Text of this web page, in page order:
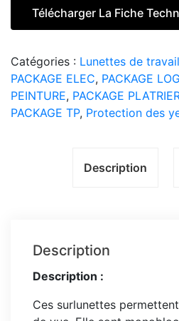
Télécharger La Fiche
Catégories : Lunettes de travail
PACKAGE ELEC, PACKAGE
PEINTURE, PACKAGE
PACKAGE TP, Protection des
Description
Description
Description :
Ces surlunettes